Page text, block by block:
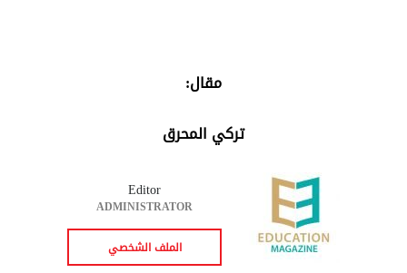
مقال:
تركي المحرق
Editor
ADMINISTRATOR
الملف الشخصي